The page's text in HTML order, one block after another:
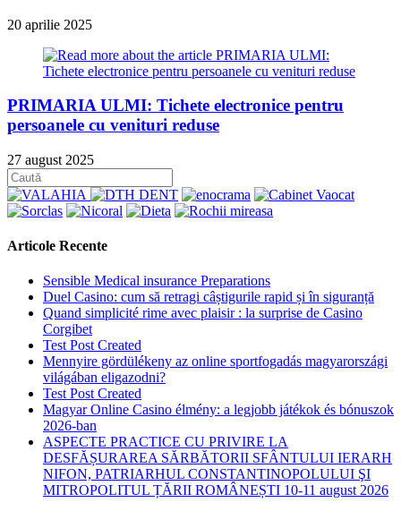
20 aprilie 2025
PRIMARIA ULMI: Tichete electronice pentru
persoanele cu venituri reduse
27 august 2025
Articole Recente
Sensible Medical insurance Preparations
Duel Casino: cum să retragi câștigurile rapid și în siguranță
Quand simplicité rime avec plaisir : la surprise de Casino
Corgibet
Test Post Created
Mennyire gördülékeny az online sportfogadás magyarországi
világában eligazodni?
Test Post Created
Magyar Online Casino élmény: a legjobb játékok és bónuszok
2026-ban
ASPECTE PRACTICE CU PRIVIRE LA
DESFĂȘURAREA SĂRBĂTORII SFÂNTULUI IERARH
NIFON, PATRIARHUL CONSTANTINOPOLULUI ŞI
MITROPOLITUL ȚĂRII ROMÂNEȘTI 10-11 august 2026